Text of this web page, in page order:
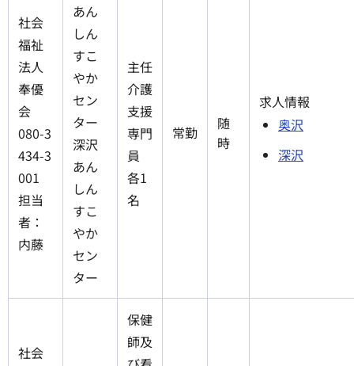
社会
福祉
法人
奉優
会
080-3
434-3
001
担当
者：
内藤
あん
しん
すこ
やか
セン
ター
深沢
あん
しん
すこ
やか
セン
ター
主任
介護
支援
専門
員
各1
名
常勤
随
時
求人情報
奥沢
深沢
社会
保健
師及